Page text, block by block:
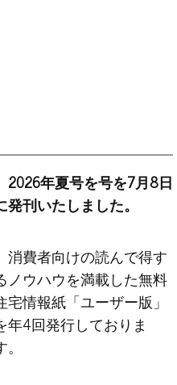
2026年夏号を号を7月8日
発刊いたしました。
消費者向けの読んで得す
ノウハウを満載した無料
宅情報紙「ユーザー版」
年4回発行しておりま